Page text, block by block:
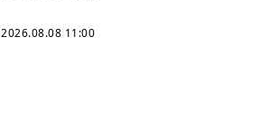
2026.08.08 11:00